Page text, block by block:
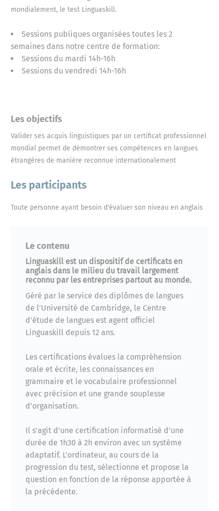
mondialement, le test Linguaskill.
Sessions publiques organisées toutes les 2
semaines dans notre centre de formation:
Sessions du mardi 14h-16h
Sessions du vendredi 14h-16h
Les objectifs
Valider ses acquis linguistiques par un certificat professionnel
mondial permet de démontrer ses compétences en langues
étrangères de manière reconnue internationalement
Les participants
Toute personne ayant besoin d'évaluer son niveau en anglais
Le contenu
Linguaskill est un dispositif de certificats en
anglais dans le milieu du travail largement
reconnu par les entreprises partout au monde.
Géré par le service des diplômes de langues
de l'Université de Cambridge, le Centre
d'étude de langues est agent officiel
Linguaskill depuis 12 ans.
Les certifications évalues la compréhension
orale et écrite, les connaissances en
grammaire et le vocabulaire professionnel
avec précision et une grande souplesse
d'organisation.
Il s'agit d'une certification informatisé d'une
durée de 1h30 à 2h environ avec un système
adaptatif. L'ordinateur, au cours de la
progression du test, sélectionne et propose la
question en fonction de la réponse apportée à
la précédente.